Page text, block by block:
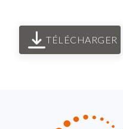
TÉLÉCHARGER